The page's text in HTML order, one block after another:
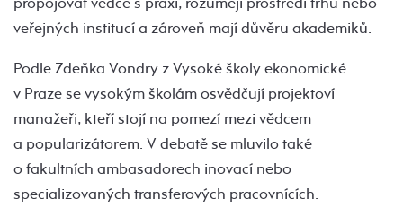
veřejných institucí a zároveň mají důvěru akademiků.
Podle Zdeňka Vondry z Vysoké školy ekonomické
v Praze se vysokým školám osvědčují projektoví
manažeři, kteří stojí na pomezí mezi vědcem
a popularizátorem. V debatě se mluvilo také
o fakultních ambasadorech inovací nebo
specializovaných transferových pracovnících.